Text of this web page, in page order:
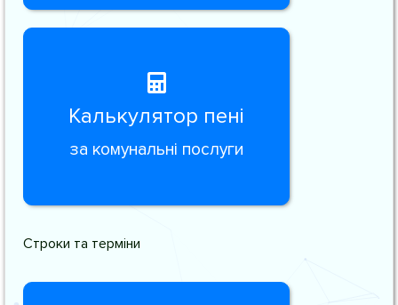
Калькулятор пені
за комунальні послуги
Строки та терміни